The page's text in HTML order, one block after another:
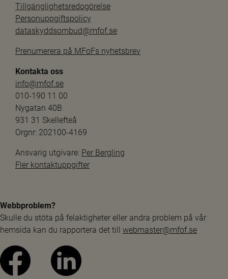
Tillgänglighetsredogörelse
Personuppgiftspolicy
dataskyddsombud@mfof.se
Prenumerera på MFoFs nyhetsbrev
Kontakta oss
info@mfof.se
010-190 11 00
Nygatan 40B
931 31 Skellefteå
Orgnr: 202100-4169
Ansvarig utgivare: Per Bergling
Fler kontaktuppgifter
Webbproblem?
Skulle du stöta på felaktigheter eller andra problem på vår
hemsida kan du rapportera det till webmaster@mfof.se